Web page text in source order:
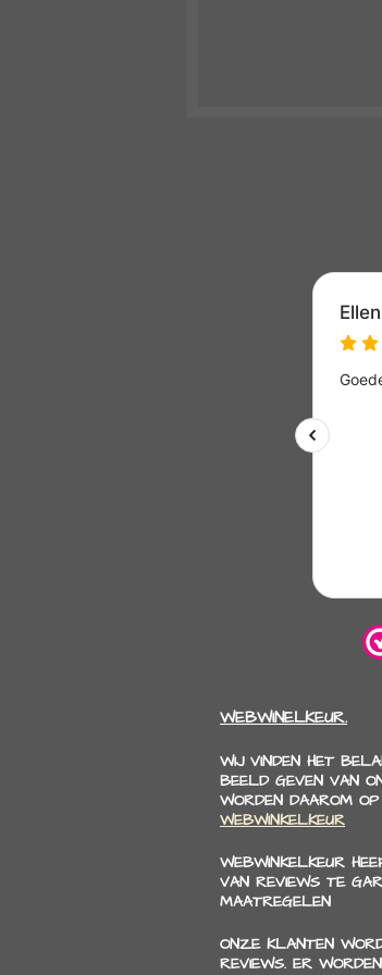
WEBWINELKEUR.
WIJ VINDEN HET
BEELD GEVEN VAN
WORDEN DAAROM
WEBWINKELKEUR
WEBWINKELKEUR
VAN REVIEWS TE
MAATREGELEN
ONZE KLANTEN
REVIEWS. ER